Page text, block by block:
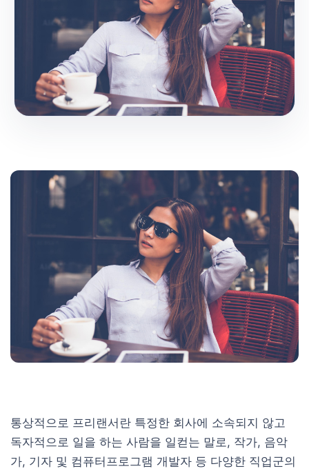
통상적으로 프리랜서란 특정한 회사에 소속되지 않고
독자적으로 일을 하는 사람을 일컫는 말로, 작가, 음악
가, 기자 및 컴퓨터프로그램 개발자 등 다양한 직업군의